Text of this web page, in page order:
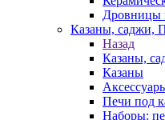
Дровницы
Казаны, саджи,
Назад
Казаны,
Казаны
Печи под
Наборы: